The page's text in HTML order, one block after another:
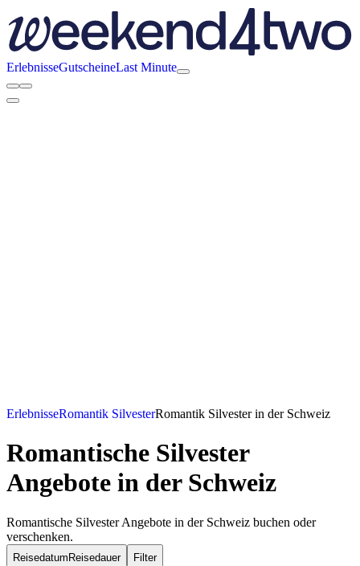
ErlebnisseGutscheineLast Minute
ErlebnisseRomantik SilvesterRomantik Silvester in der Schweiz
Romantische Silvester
Angebote in der Schweiz
Romantische Silvester Angebote in der Schweiz buchen oder
verschenken.
Reisedatum Reisedauer Filter